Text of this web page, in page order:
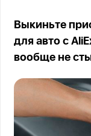
Выкиньте
для авто с
вообще не